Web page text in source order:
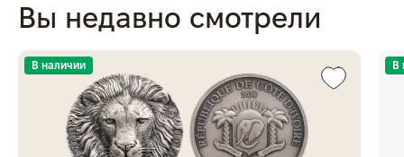
Вы недавно смотрели
В наличии В